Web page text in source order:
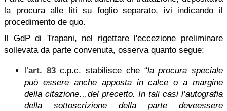
la procura alle liti su foglio separato, ivi indicando il
procedimento de quo.
Il GdP di Trapani, nel rigettare l'eccezione preliminare
sollevata da parte convenuta, osserva quanto segue:
l’art. 83c.p.c. stabilisce che “la procura speciale
può essere anche apposta in calce o a margine
della citazione…del precetto. In tali casi l’autografia
della sottoscrizione della parte deveessere